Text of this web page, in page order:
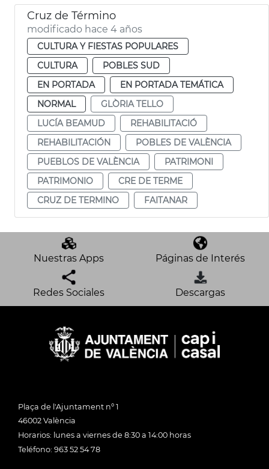
Cruz de Término
modificado hace 4 años
CULTURA Y FIESTAS POPULARES
CULTURA
POBLES SUD
EN PORTADA
EN PORTADA TEMÁTICA
NORMAL
GLÒRIA TELLO
LUCÍA BEAMUD
REHABILITACIÓ
REHABILITACIÓN
POBLES DE VALÈNCIA
PUEBLOS DE VALÈNCIA
PATRIMONI
PATRIMONIO
CRE DE TERME
CRUZ DE TERMINO
FAITANAR
Nuestras Apps Páginas de Interés
Redes Sociales Descargas
Plaça de l'Ajuntament nº 1
46002 València
Horarios: lunes a viernes de 8:30 a 14:00 horas
Teléfono: 963 52 54 78